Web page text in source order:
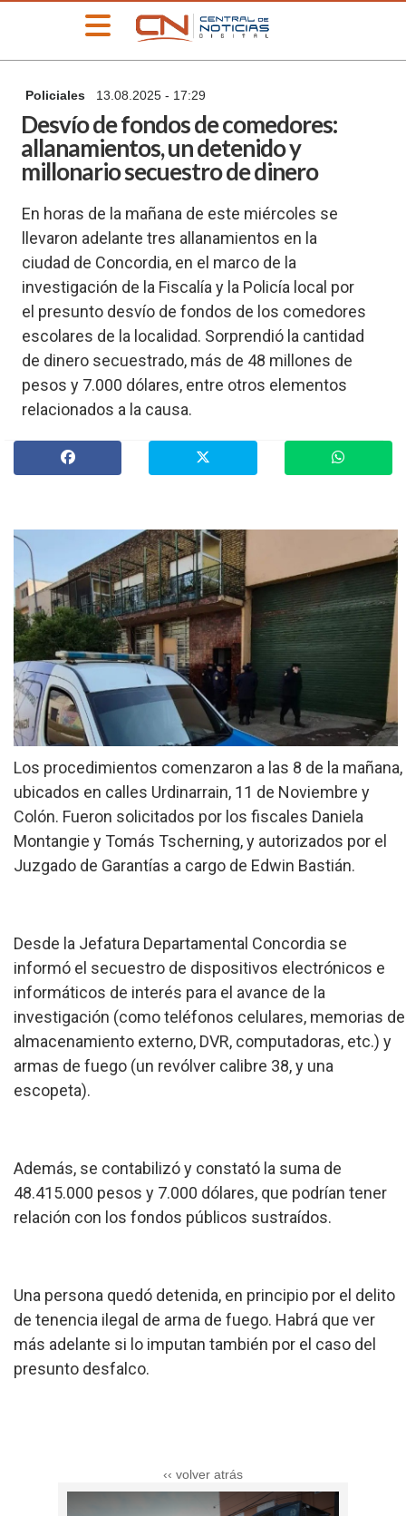
PORTADA
Deportes
Información
General
Locales
Nacionales
Policiales
Provinciales
Cultura
Economía
»
Espectáculos
»
Internacionales
»
Judiciales
»
Policiales 13.08.2025 - 17:29
Desvío de fondos de comedores:
allanamientos, un detenido y
millonario secuestro de dinero
En horas de la mañana de este miércoles se
llevaron adelante tres allanamientos en la
ciudad de Concordia, en el marco de la
investigación de la Fiscalía y la Policía local por
el presunto desvío de fondos de los comedores
escolares de la localidad. Sorprendió la cantidad
de dinero secuestrado, más de 48 millones de
pesos y 7.000 dólares, entre otros elementos
relacionados a la causa.
Los procedimientos comenzaron a las 8 de la mañana,
ubicados en calles Urdinarrain, 11 de Noviembre y
Colón. Fueron solicitados por los fiscales Daniela
Montangie y Tomás Tscherning, y autorizados por el
Juzgado de Garantías a cargo de Edwin Bastián.
Desde la Jefatura Departamental Concordia se
informó el secuestro de dispositivos electrónicos e
informáticos de interés para el avance de la
investigación (como teléfonos celulares, memorias de
almacenamiento externo, DVR, computadoras, etc.) y
armas de fuego (un revólver calibre 38, y una
escopeta).
Además, se contabilizó y constató la suma de
48.415.000 pesos y 7.000 dólares, que podrían tener
relación con los fondos públicos sustraídos.
Una persona quedó detenida, en principio por el delito
de tenencia ilegal de arma de fuego. Habrá que ver
más adelante si lo imputan también por el caso del
presunto desfalco.
‹‹ volver atrás